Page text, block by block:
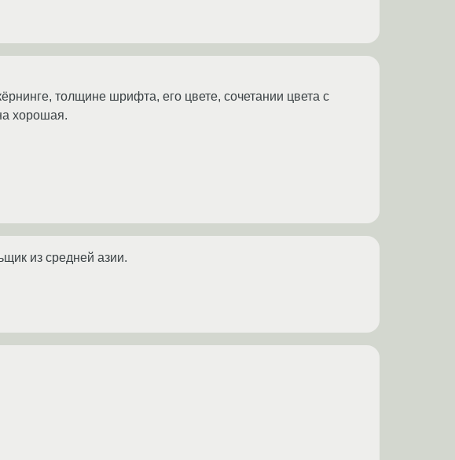
толщине шрифта, его цвете, сочетании цвета с
хорошая.
из средней азии.